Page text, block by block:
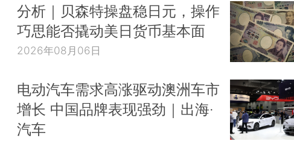
分析｜贝森特操盘稳日元，操作
巧思能否撬动美日货币基本面
2026年08月06日
电动汽车需求高涨驱动澳洲车市
增长 中国品牌表现强劲｜出海·
汽车